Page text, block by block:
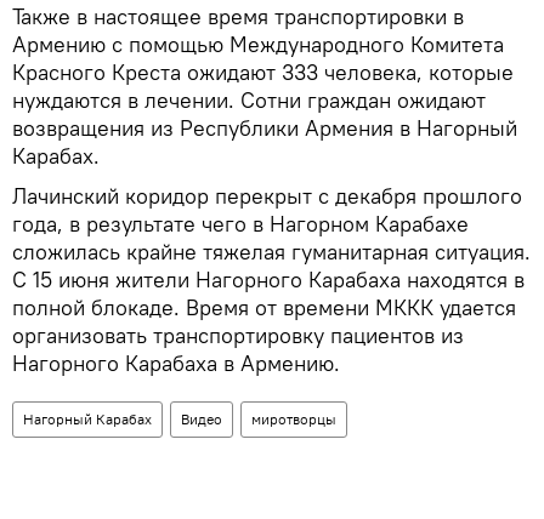
Также в настоящее время транспортировки в
Армению с помощью Международного Комитета
Красного Креста ожидают 333 человека, которые
нуждаются в лечении. Сотни граждан ожидают
возвращения из Республики Армения в Нагорный
Карабах.
Лачинский коридор перекрыт с декабря прошлого
года, в результате чего в Нагорном Карабахе
сложилась крайне тяжелая гуманитарная ситуация.
С 15 июня жители Нагорного Карабаха находятся в
полной блокаде. Время от времени МККК удается
организовать транспортировку пациентов из
Нагорного Карабаха в Армению.
Нагорный Карабах Видео миротворцы